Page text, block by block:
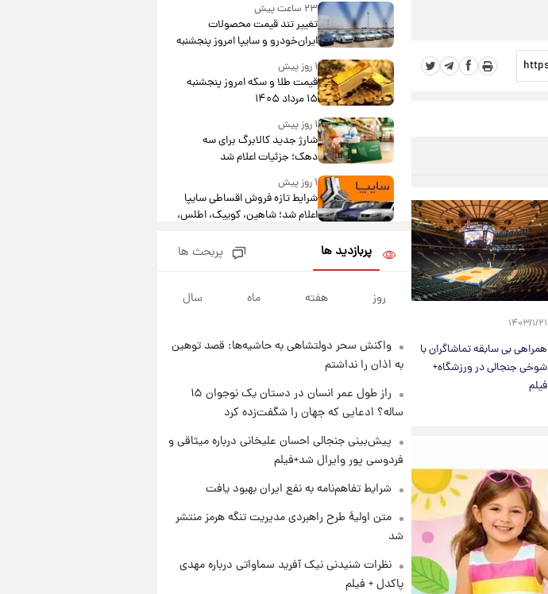
۱۴۰۳/۱/۲۱
همراهی بی سابقه تماشاگران با
شوخی جنجالی در ورزشگاه+
فیلم
۲۳ ساعت پیش
تغییر تند قیمت محصولات
ایران‌خودرو و سایپا امروز پنجشنبه
۱۵ مرداد ۱۴۰۵ +جدول
۱ روز پیش
قیمت طلا و سکه امروز پنجشنبه
۱۵ مرداد ۱۴۰۵
۱ روز پیش
شارژ جدید کالابرگ برای سه
دهک؛ جزئیات اعلام شد
۱ روز پیش
شرایط تازه فروش اقساطی سایپا
اعلام شد؛ شاهین، کوییک، اطلس،
سیگنال‌های جدید برای بازار طلا؛
پیش‌بینی قیمت سکه و طلا فردا
۱ روز پیش
ماه ۱۴۰۵
۱ روز پیش
مرداد ۱۴۰۵
پربازدید ها پربحث ها
روز هفته ماه سال
واکنش سحر دولتشاهی به حاشیه‌ها: قصد توهین
به اذان را نداشتم
راز طول عمر انسان در دستان یک نوجوان ۱۵
ساله؟ ادعایی که جهان را شگفت‌زده کرد
پیش‌بینی جنجالی احسان علیخانی درباره میثاقی و
فردوسی پور وایرال شد+فیلم
شرایط تفاهم‌نامه به نفع ایران بهبود یافت
متن اولیۀ طرح راهبردی مدیریت تنگه هرمز منتشر
شد
نظرات شنیدنی نیک آفرید سماواتی درباره مهدی
پاکدل + فیلم